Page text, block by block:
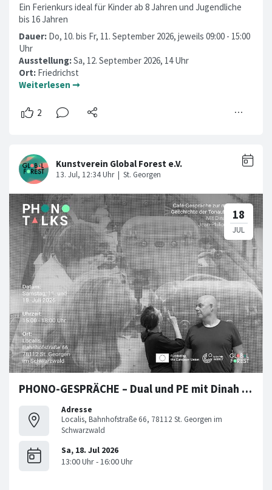
Ein Ferienkurs ideal für Kinder ab 8 Jahren und Jugendliche
bis 16 Jahren
Dauer: Do, 10. bis Fr, 11. September 2026, jeweils 09:00 - 15:00
Uhr
Ausstellung:Sa, 12. September 2026, 14 Uhr
Ort: Friedrichst
Weiterlesen ➞
PHONO-GESPRÄCHE – Dual und PE mit Dinah Bird und Jean-Philippe Renoult
Adresse
Localis, Bahnhofstraße 66, 78112 St. Georgen im
Schwarzwald